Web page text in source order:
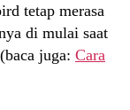
tetap merasa
di mulai saat
juga: Cara